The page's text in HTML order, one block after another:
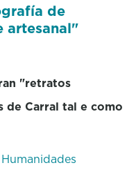
de
artesanal"
"retratos
de Carral tal e como
Humanidades